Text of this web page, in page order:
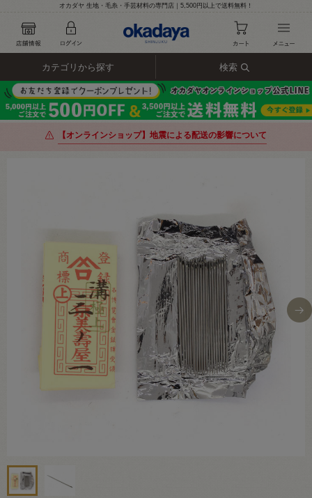
オカダヤ 生地・毛糸・手芸材料の専門店｜5,500円以上で送料無料！
カテゴリから探す 検索
【オンラインショップ】地震による配送の影響について